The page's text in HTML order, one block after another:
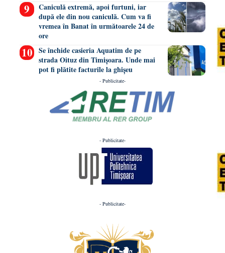
Caniculă extremă, apoi furtuni, iar
după ele din nou caniculă. Cum va fi
vremea în Banat în următoarele 24 de
ore
Se închide casieria Aquatim de pe
strada Oituz din Timișoara. Unde mai
pot fi plătite facturile la ghișeu
- Publicitate-
- Publicitate-
- Publicitate-